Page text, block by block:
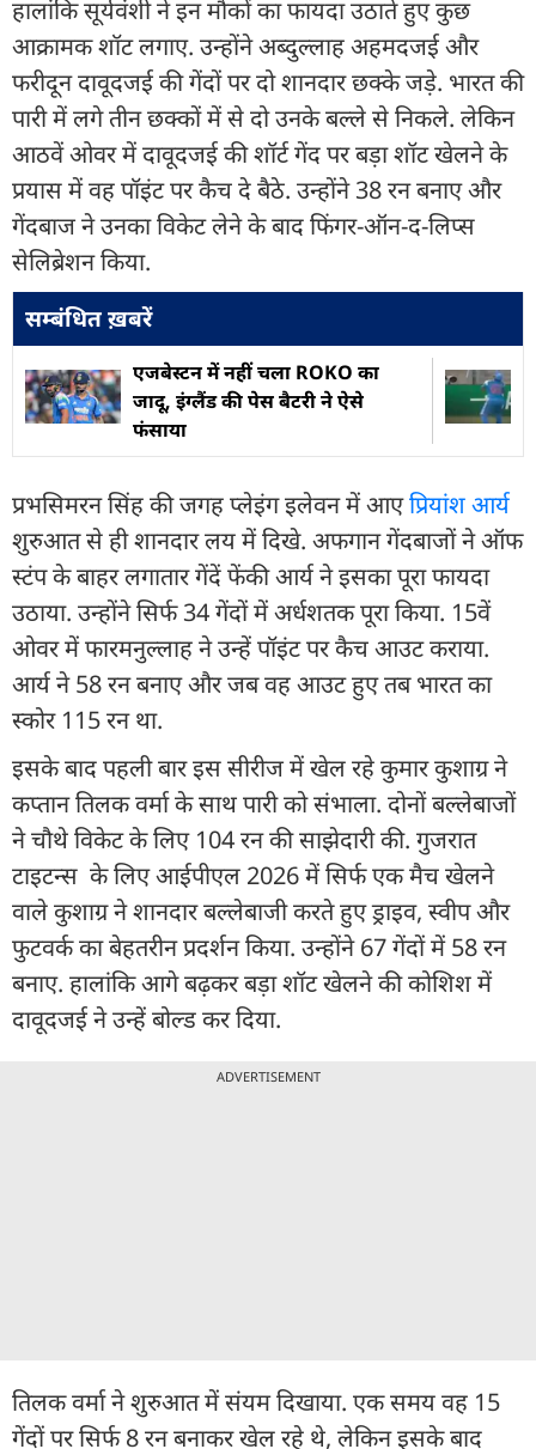
हालांकि सूर्यवंशी ने इन मौकों का फायदा उठाते हुए कुछ
आक्रामक शॉट लगाए. उन्होंने अब्दुल्लाह अहमदजई और
फरीदून दावूदजई की गेंदों पर दो शानदार छक्के जड़े. भारत की
पारी में लगे तीन छक्कों में से दो उनके बल्ले से निकले. लेकिन
आठवें ओवर में दावूदजई की शॉर्ट गेंद पर बड़ा शॉट खेलने के
प्रयास में वह पॉइंट पर कैच दे बैठे. उन्होंने 38 रन बनाए और
गेंदबाज ने उनका विकेट लेने के बाद फिंगर-ऑन-द-लिप्स
सेलिब्रेशन किया.
सम्बंधित ख़बरें
एजबेस्टन में नहीं चला ROKO का
जादू, इंग्लैंड की पेस बैटरी ने ऐसे
फंसाया
प्रभसिमरन सिंह की जगह प्लेइंग इलेवन में आएप्रियांश आर्य
शुरुआत से ही शानदार लय में दिखे. अफगान गेंदबाजों ने ऑफ
स्टंप के बाहर लगातार गेंदें फेंकी आर्य ने इसका पूरा फायदा
उठाया. उन्होंने सिर्फ 34 गेंदों में अर्धशतक पूरा किया. 15वें
ओवर में फारमनुल्लाह ने उन्हें पॉइंट पर कैच आउट कराया.
आर्य ने 58 रन बनाए और जब वह आउट हुए तब भारत का
स्कोर 115 रन था.
इसके बाद पहली बार इस सीरीज में खेल रहे कुमार कुशाग्र ने
कप्तान तिलक वर्मा के साथ पारी को संभाला. दोनों बल्लेबाजों
ने चौथे विकेट के लिए 104 रन की साझेदारी की. गुजरात
टाइटन्स के लिए आईपीएल 2026 में सिर्फ एक मैच खेलने
वाले कुशाग्र ने शानदार बल्लेबाजी करते हुए ड्राइव, स्वीप और
फुटवर्क का बेहतरीन प्रदर्शन किया. उन्होंने 67 गेंदों में 58 रन
बनाए. हालांकि आगे बढ़कर बड़ा शॉट खेलने की कोशिश में
दावूदजई ने उन्हें बोल्ड कर दिया.
ADVERTISEMENT
तिलक वर्मा ने शुरुआत में संयम दिखाया. एक समय वह 15
गेंदों पर सिर्फ 8 रन बनाकर खेल रहे थे, लेकिन इसके बाद